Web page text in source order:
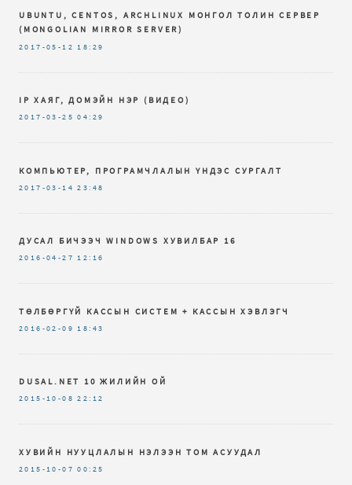
UBUNTU, CENTOS, ARCHLINUX МОНГОЛ ТОЛИН СЕРВЕР
(MONGOLIAN MIRROR SERVER)
2017-05-12 18:29
IP ХАЯГ, ДОМЭЙН НЭР (ВИДЕО)
2017-03-25 04:29
КОМПЬЮТЕР, ПРОГРАМЧЛАЛЫН ҮНДЭС СУРГАЛТ
2017-03-14 23:48
ДУСАЛ БИЧЭЭЧ WINDOWS ХУВИЛБАР 16
2016-04-27 12:16
ТӨЛБӨРГҮЙ КАССЫН СИСТЕМ + КАССЫН ХЭВЛЭГЧ
2016-02-09 18:43
DUSAL.NET 10 ЖИЛИЙН ОЙ
2015-10-08 22:12
ХУВИЙН НУУЦЛАЛЫН НЭЛЭЭН ТОМ АСУУДАЛ
2015-10-07 00:25